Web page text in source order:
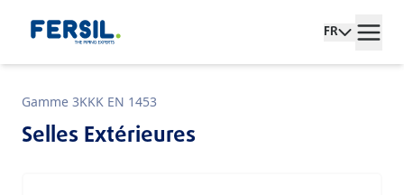
FR
Gamme 3KKK EN 1453
Selles Extérieures